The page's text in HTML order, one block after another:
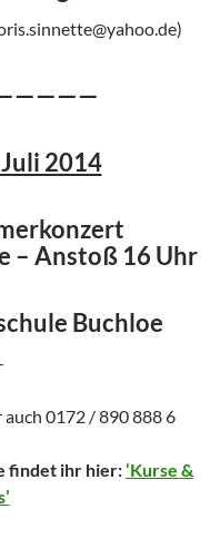
2014
– Anstoß 16 Uhr
Buchloe
0172 / 890 888 6
findet ihr hier:‘Kurse &